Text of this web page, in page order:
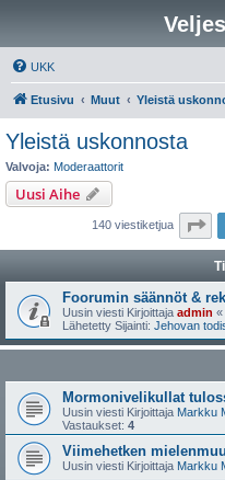
UKK
Etusivu Muut Yleistä
Yleistä uskonnosta
Valvoja: Moderaattorit
Uusi Aihe
140 viestiketjua
Foorumin säännöt &
Uusin viesti Kirjoittaja admin «
Lähetetty Sijainti: Jehovan
Mormonivelikullat
Uusin viesti Kirjoittaja Markku
Vastaukset: 4
Viimehetken
Uusin viesti Kirjoittaja Markku